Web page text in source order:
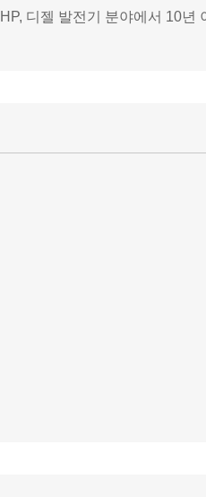
디젤 발전기 분야에서 10년